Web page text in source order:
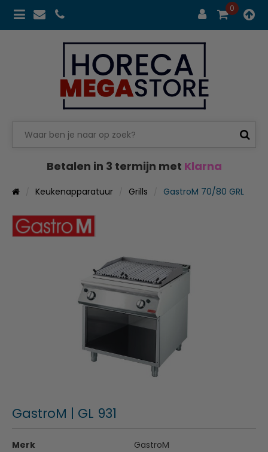
0
Betalen in 3 termijn met Klarna
Keukenapparatuur Grills GastroM 70/80 GRL
GastroM | GL 931
Merk
GastroM